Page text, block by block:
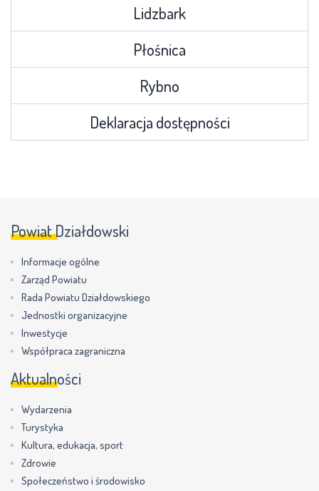
Lidzbark
Płośnica
Rybno
Deklaracja dostępności
Powiat Działdowski
Informacje ogólne
Zarząd Powiatu
Rada Powiatu Działdowskiego
Jednostki organizacyjne
Inwestycje
Współpraca zagraniczna
Aktualności
Wydarzenia
Turystyka
Kultura, edukacja, sport
Zdrowie
Społeczeństwo i środowisko